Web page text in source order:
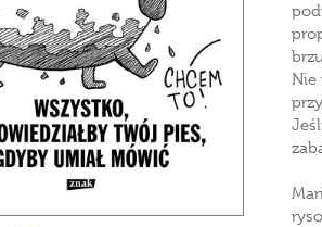
Nie